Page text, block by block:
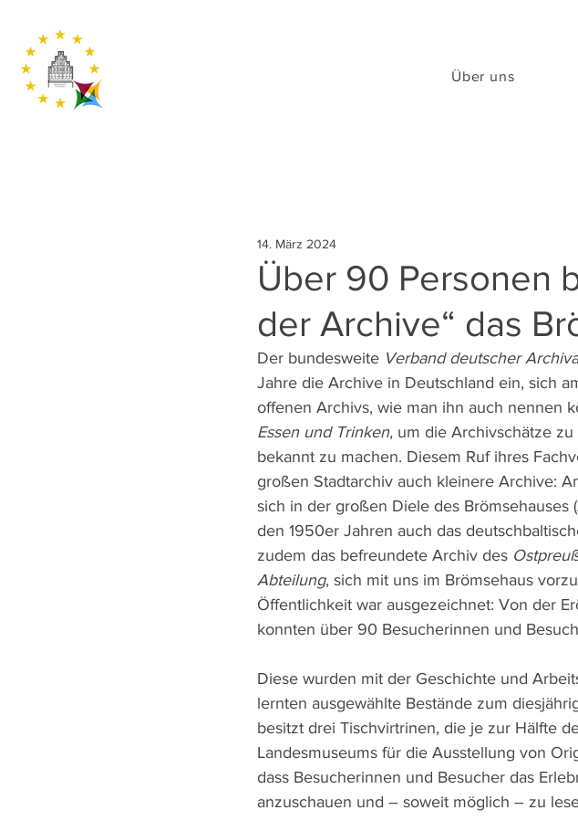
Über uns
Über 90 Personen
der Archive“ das
14. März 2024
Der bundesweite Verband deutscher
Jahre die Archive in Deutschland ein, sich
offenen Archivs, wie man ihn auch nennen
Essen und Trinken, um die Archivschätze
bekannt zu machen. Diesem Ruf ihres
großen Stadtarchiv auch kleinere Archive:
sich in der großen Diele des
den 1950er Jahren auch das
zudem das befreundete Archiv des
Abteilung, sich mit uns im Brömsehaus
Öffentlichkeit war ausgezeichnet: Von der
konnten über 90 Besucherinnen und
Diese wurden mit der Geschichte und
lernten ausgewählte Bestände zum
besitzt drei Tischvirtrinen, die je zur Hälfte
Landesmuseums für die Ausstellung von
dass Besucherinnen und Besucher das
anzuschauen und – soweit möglich – zu